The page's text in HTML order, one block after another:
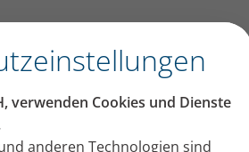
verwenden Cookies und Dienste
anderen Technologien sind
von der
COPD-